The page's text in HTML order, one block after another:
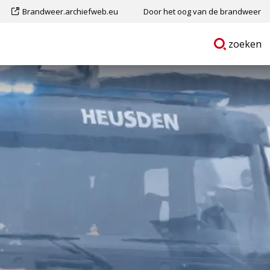
Dit
externe
pagina
Brandweer.archiefweb.eu Door het oog van de brandweer
Ga
zoeken